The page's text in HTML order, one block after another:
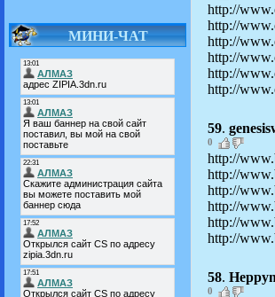
МИНИ-ЧАТ
http://
http://
http://
http://
http://
http://
59.
0
http://
http://
http://
http://
http://
http://
58.
0